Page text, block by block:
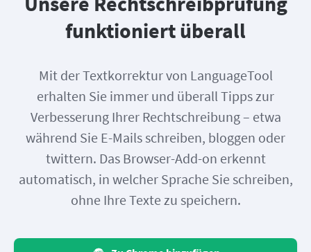
funktioniert überall
Mit der Textkorrektur von LanguageTool
erhalten Sie immer und überall Tipps zur
Verbesserung Ihrer Rechtschreibung – etwa
während Sie E-Mails schreiben, bloggen oder
twittern. Das Browser-Add-on erkennt
automatisch, in welcher Sprache Sie schreiben,
ohne Ihre Texte zu speichern.